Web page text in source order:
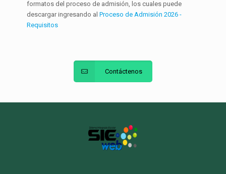
formatos del proceso de admisión, los cuales puede
descargar ingresando al Proceso de Admisión 2026 -
Requisitos
Contáctenos